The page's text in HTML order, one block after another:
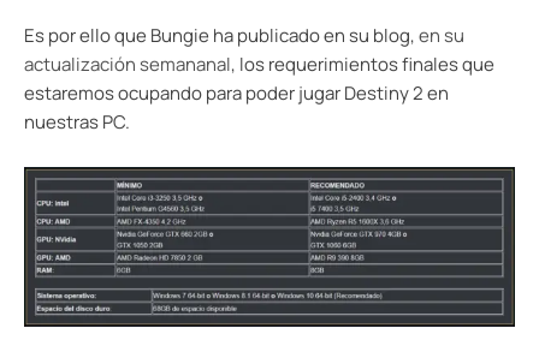
Es por ello que Bungie ha publicado en su blog,en su
actualización semananal, los requerimientos finales que
estaremos ocupando para poder jugar Destiny 2 en
nuestras PC.